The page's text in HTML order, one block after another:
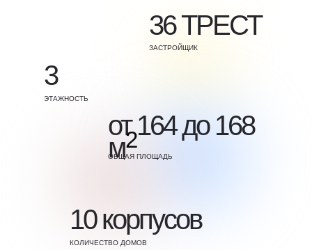
36 ТРЕСТ
ЗАСТРОЙЩИК
3
ЭТАЖНОСТЬ
10 корпусов
КОЛИЧЕСТВО ДОМОВ
от 164 до 168
м2
ОБЩАЯ ПЛОЩАДЬ